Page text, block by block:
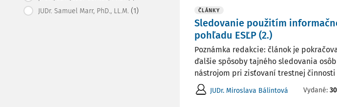
JUDr. Samuel Marr, PhD., LL.M. (1) ČLÁNKY
Sledovanie použitím
pohľadu ESĽP (2.)
Poznámka redakcie: článok je
ďalšie spôsoby tajného sledovania
nástrojom pri zisťovaní trestnej
JUDr. Miroslava Bálintová Vydané: